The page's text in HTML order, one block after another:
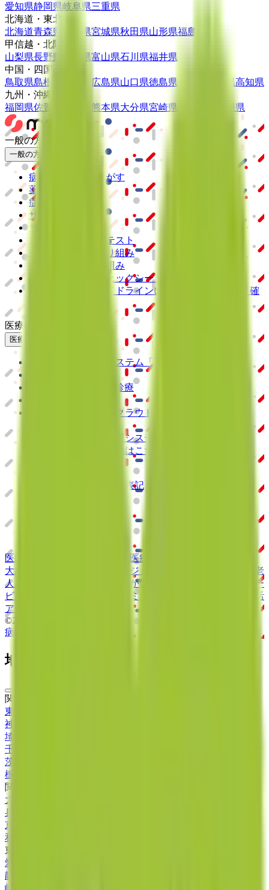
愛知県静岡県岐阜県三重県
北海道・東北
北海道青森県 岩手県宮城県秋田県山形県福島県
甲信越・北陸
山梨県長野県 新潟県富山県石川県福井県
中国・四国
鳥取県島根県 広島県山口県徳島県 愛媛県高知県
九州・沖縄
福岡県佐賀県 熊本県大分県宮崎県 沖縄県
一般の方
一般の方
病院・診療所をさがす
薬局をさがす
症状からさがす
サポート
サポート環境
ビデオ通話の事前テスト
セキュリティの取り組み
安心安全への取り組み
PHR指針に係るチェックシート確認結果の公表
電子版お薬手帳ガイドラインに係るチェックシート確
医療機関の方
医療機関の方
支援システム
「CLINICS」
CLINICSオンライン診療
調剤薬局向け統合型クラウドソリューション
支援システム
掲載情報の修正・削除はこちら
特定商取引法に基づく表記
医師たちがつくる オンライン医療事典
大級の
「ジョブメドレー」
老
人ホーム紹介サービス
「みんかい」
動画研修サー
ビス
アカデミー」
生理予測・妊活
アプリ
©2016 MEDLEY, INC.
病院・診療所
地域からさがす
関東
東京都
神奈川県
埼玉県
千葉県
茨城県
栃木県
関西
大阪府
兵庫県
京都府
和歌山県
東海
愛知県
静岡県
岐阜県